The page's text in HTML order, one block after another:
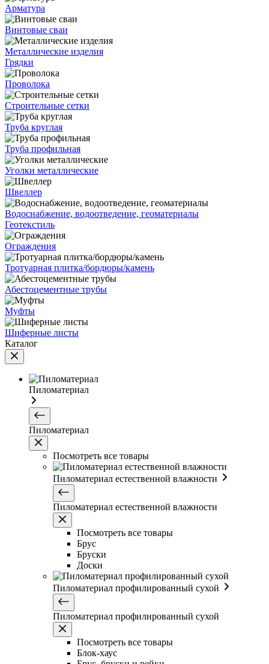
Арматура
Винтовые сваи
Металлические изделия
Грядки
Проволока
Строительные сетки
Труба круглая
Труба профильная
Уголки металлические
Швеллер
Водоснабжение, водоотведение, геоматериалы
Геотекстиль
Ограждения
Тротуарная плитка/бордюры/камень
Абестоцементные трубы
Муфты
Шиферные листы
Каталог
Пиломатериал
Пиломатериал
Посмотреть все товары
Пиломатериал естественной влажности
Пиломатериал естественной влажности
Посмотреть все товары
Брус
Бруски
Доски
Пиломатериал профилированный сухой
Пиломатериал профилированный сухой
Посмотреть все товары
Блок-хаус